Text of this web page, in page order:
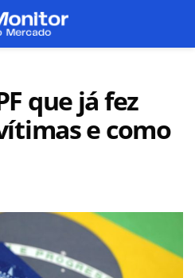
que já fez
e como